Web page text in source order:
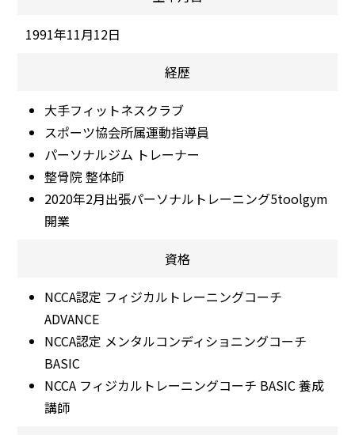
1991年11月12日
経歴
大手フィットネスクラブ
スポーツ協会所属運動指導員
パーソナルジム トレーナー
整骨院 整体師
2020年2月出張パーソナルトレーニング5toolgym
開業
資格
NCCA認定 フィジカルトレーニングコーチ
ADVANCE
NCCA認定 メンタルコンディショニングコーチ
BASIC
NCCA フィジカルトレーニングコーチ BASIC 養成
講師